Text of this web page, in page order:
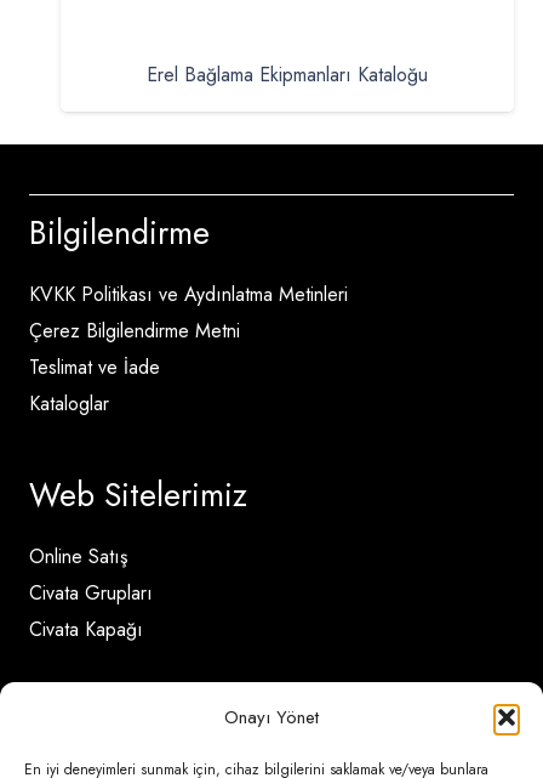
Onayı Yönet
En iyi deneyimleri sunmak için, cihaz bilgilerini saklamak ve/veya bunlara
Erel Bağlama Ekipmanları Kataloğu
Bilgilendirme
KVKK Politikası ve Aydınlatma Metinleri
Çerez Bilgilendirme Metni
Teslimat ve İade
Kataloglar
Web Sitelerimiz
Online Satış
Civata Grupları
Civata Kapağı
İletişim Detayları